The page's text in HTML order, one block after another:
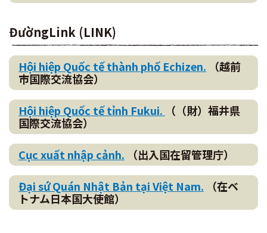
ĐườngLink (LINK)
Hội hiệp Quốc tế thành phố Echizen. （越前
市国際交流協会）
Hội hiệp Quốc tế tỉnh Fukui.
（（財）福井県
国際交流協会）
Cục xuất nhập cảnh. （出入国在留管理庁）
Đại sứ Quán Nhật Bản tại Việt Nam. （在ベ
トナム日本国大使館）